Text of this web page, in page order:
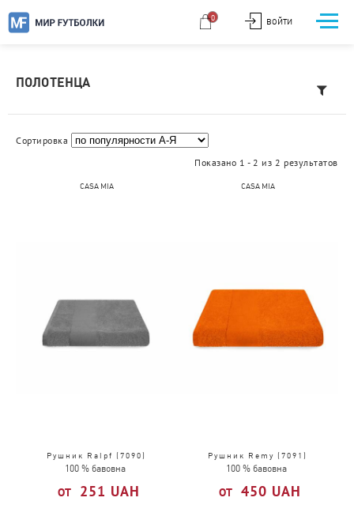
ВОЙТИ
0
ПОЛОТЕНЦА
Сортировка
Показано 1 - 2 из 2 результатов
CASA MIA
Рушник Ralpf (7090)
100 % бавовна
251 UAH
CASA MIA
Рушник Remy (7091)
100 % бавовна
450 UAH